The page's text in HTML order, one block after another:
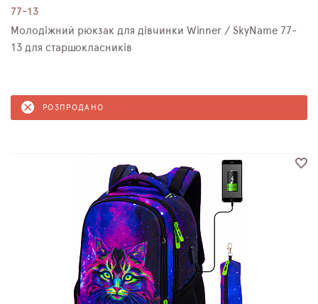
77-13
Молодіжний рюкзак для дівчинки Winner / SkyName 77-
13 для старшокласників
РОЗПРОДАНО